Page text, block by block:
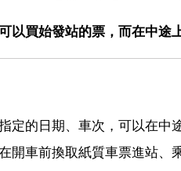
以買始發站的票，而在中途
定的日期、車次，可以在
開車前換取紙質車票進站、乘